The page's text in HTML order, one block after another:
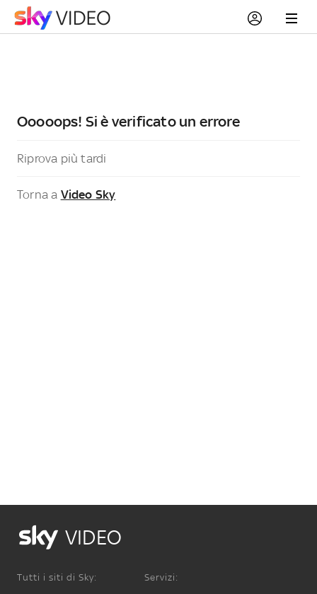
Ooooops! Si è verificato un errore
Riprova più tardi
Torna a Video Sky
VIDEO
Tutti i siti di Sky: Servizi: